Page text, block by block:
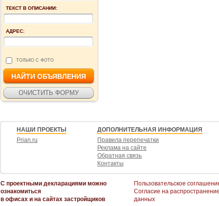
ТЕКСТ В ОПИСАНИИ:
АДРЕС:
ТОЛЬКО С ФОТО
НАШИ ПРОЕКТЫ
Prian.ru
ДОПОЛНИТЕЛЬНАЯ ИНФОРМАЦИЯ
Правила перепечатки
Реклама на сайте
Обратная связь
Контакты
С проектными декларациями можно
ознакомиться
в офисах и на сайтах застройщиков
Пользовательское
Согласие на
данных